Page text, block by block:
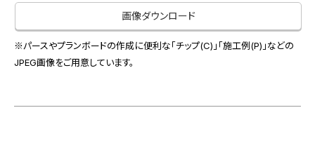
インテリア事業
スペースソリューション事業
オフィスソリューション事業
ファシリティソリューション事業
会社情報
会社情報
画像ダウンロード
※パースやプランボードの作成に便利な「チップ(C)」「施工例(P)」などの
JPEG画像をご用意しています。